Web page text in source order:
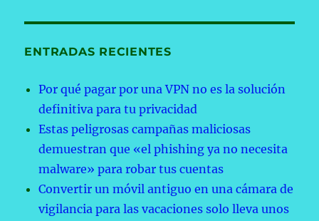
ENTRADAS RECIENTES
Por qué pagar por una VPN no es la solución
definitiva para tu privacidad
Estas peligrosas campañas maliciosas
demuestran que «el phishing ya no necesita
malware» para robar tus cuentas
Convertir un móvil antiguo en una cámara de
vigilancia para las vacaciones solo lleva unos